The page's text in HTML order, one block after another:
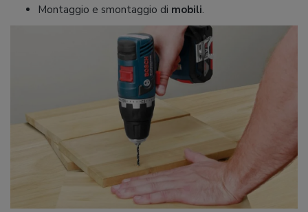
Montaggio e smontaggio di mobili.